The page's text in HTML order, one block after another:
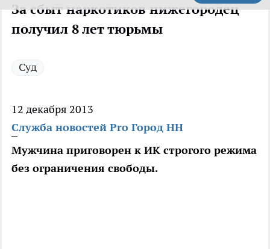
За сбыт наркотиков нижегородец
получил 8 лет тюрьмы
Суд
12 декабря 2013
Служба новостей Pro Город НН
Мужчина приговорен к ИК строгого режима
без ограничения свободы.